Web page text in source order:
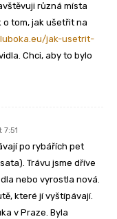
různá místa
o tom, jak ušetřit na
jak-usetrit-
Chci, aby to bylo
7:51
po rybářích pet
Trávu jsme dříve
nebo vyrostla nová.
které jí vyštípávají.
v Praze. Byla